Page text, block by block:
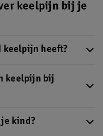
keelpijn bij je
keelpijn heeft?
Denk aan een glas koud
op een snoepje kan
keelpijn bij
kan je dreumes, peuter of
kind?